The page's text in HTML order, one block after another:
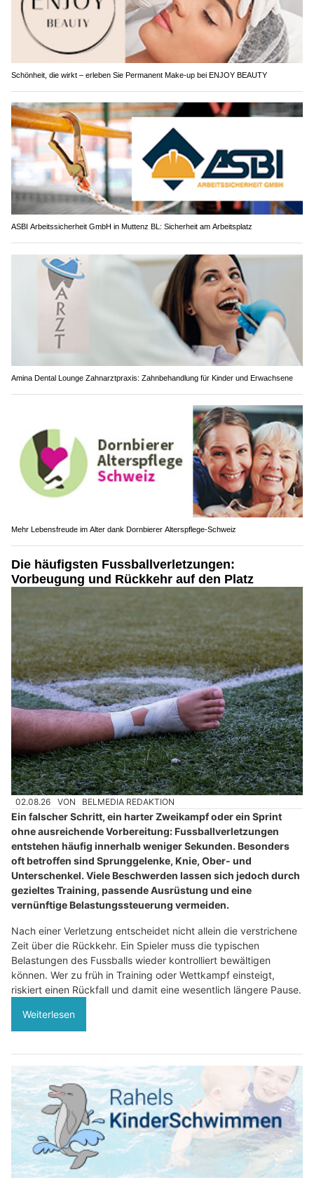
Schönheit, die wirkt – erleben Sie Permanent Make-up bei ENJOY BEAUTY
ASBI Arbeitssicherheit GmbH in Muttenz BL: Sicherheit am Arbeitsplatz
Amina Dental Lounge Zahnarztpraxis: Zahnbehandlung für Kinder und Erwachsene
Mehr Lebensfreude im Alter dank Dornbierer Alterspflege-Schweiz
Die häufigsten Fussballverletzungen:
Vorbeugung und Rückkehr auf den Platz
02.08.26 VON BELMEDIA REDAKTION
Ein falscher Schritt, ein harter Zweikampf oder ein Sprint
ohne ausreichende Vorbereitung: Fussballverletzungen
entstehen häufig innerhalb weniger Sekunden. Besonders
oft betroffen sind Sprunggelenke, Knie, Ober- und
Unterschenkel. Viele Beschwerden lassen sich jedoch durch
gezieltes Training, passende Ausrüstung und eine
vernünftige Belastungssteuerung vermeiden.
Nach einer Verletzung entscheidet nicht allein die verstrichene
Zeit über die Rückkehr. Ein Spieler muss die typischen
Belastungen des Fussballs wieder kontrolliert bewältigen
können. Wer zu früh in Training oder Wettkampf einsteigt,
riskiert einen Rückfall und damit eine wesentlich längere Pause.
Weiterlesen